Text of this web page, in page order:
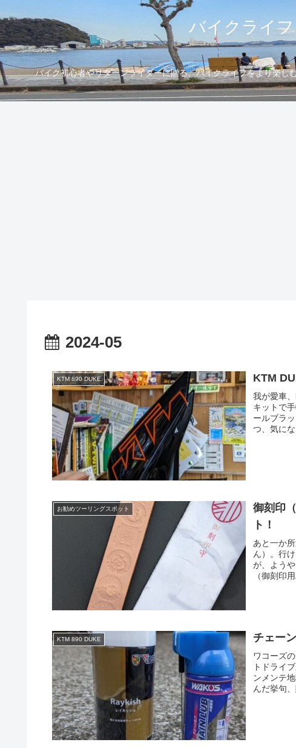
バイクライ
バイク初心者やリターンライダーに贈る、バイクライフをより楽
2024-05
KTM 890 DUKE KTM
我が愛車
キットで
ールブラ
つ、気に
お勧めツーリングスポット
御刻印
ト！
あと一か
ん）。行
が、よう
（御刻印
KTM 890 DUKE チェー
ワコーズ
トドライ
ンメンテ
んだ挙句